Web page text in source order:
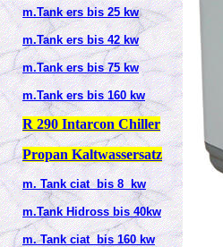
m.Tank ers bis 25 kw
m.Tank ers bis 42 kw
m.Tank ers bis 75 kw
m.Tank ers bis 160 kw
R 290 Intarcon Chiller
Propan Kaltwassersatz
m. Tank ciat bis 8 kw
m.Tank Hidross bis 40kw
m. Tank ciat bis 160 kw